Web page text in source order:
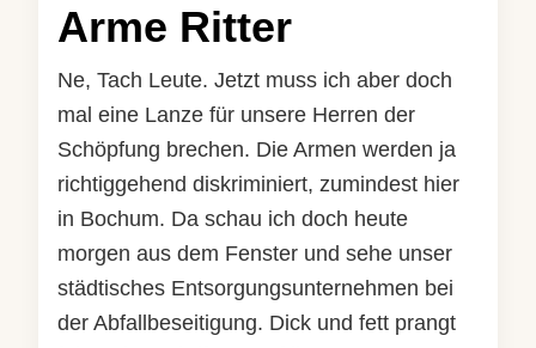
Arme Ritter
Ne, Tach Leute. Jetzt muss ich aber doch
mal eine Lanze für unsere Herren der
Schöpfung brechen. Die Armen werden ja
richtiggehend diskriminiert, zumindest hier
in Bochum. Da schau ich doch heute
morgen aus dem Fenster und sehe unser
städtisches Entsorgungsunternehmen bei
der Abfallbeseitigung. Dick und fett prangt